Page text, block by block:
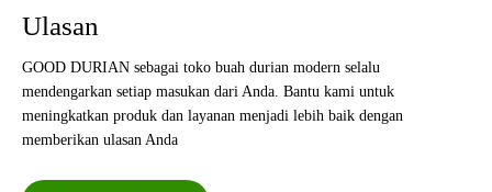
Ulasan
GOOD DURIAN sebagai toko buah durian modern selalu
mendengarkan setiap masukan dari Anda. Bantu kami untuk
meningkatkan produk dan layanan menjadi lebih baik dengan
memberikan ulasan Anda